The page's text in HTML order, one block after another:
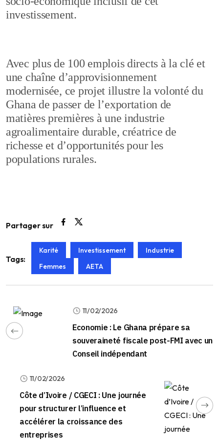
investissement.
Avec plus de 100 emplois directs à la clé et
une chaîne d’approvisionnement
modernisée, ce projet illustre la volonté du
Ghana de passer de l’exportation de
matières premières à une industrie
agroalimentaire durable, créatrice de
richesse et d’opportunités pour les
populations rurales.
Partager sur
Tags:
Karité Investissement
Industrie
Femmes
AETA
11/02/2026
Economie : Le Ghana prépare sa
souveraineté fiscale post-FMI avec un
Conseil indépendant
11/02/2026
Côte d’Ivoire / CGECI : Une journée
pour structurer l’influence et
accélérer la croissance des
entreprises